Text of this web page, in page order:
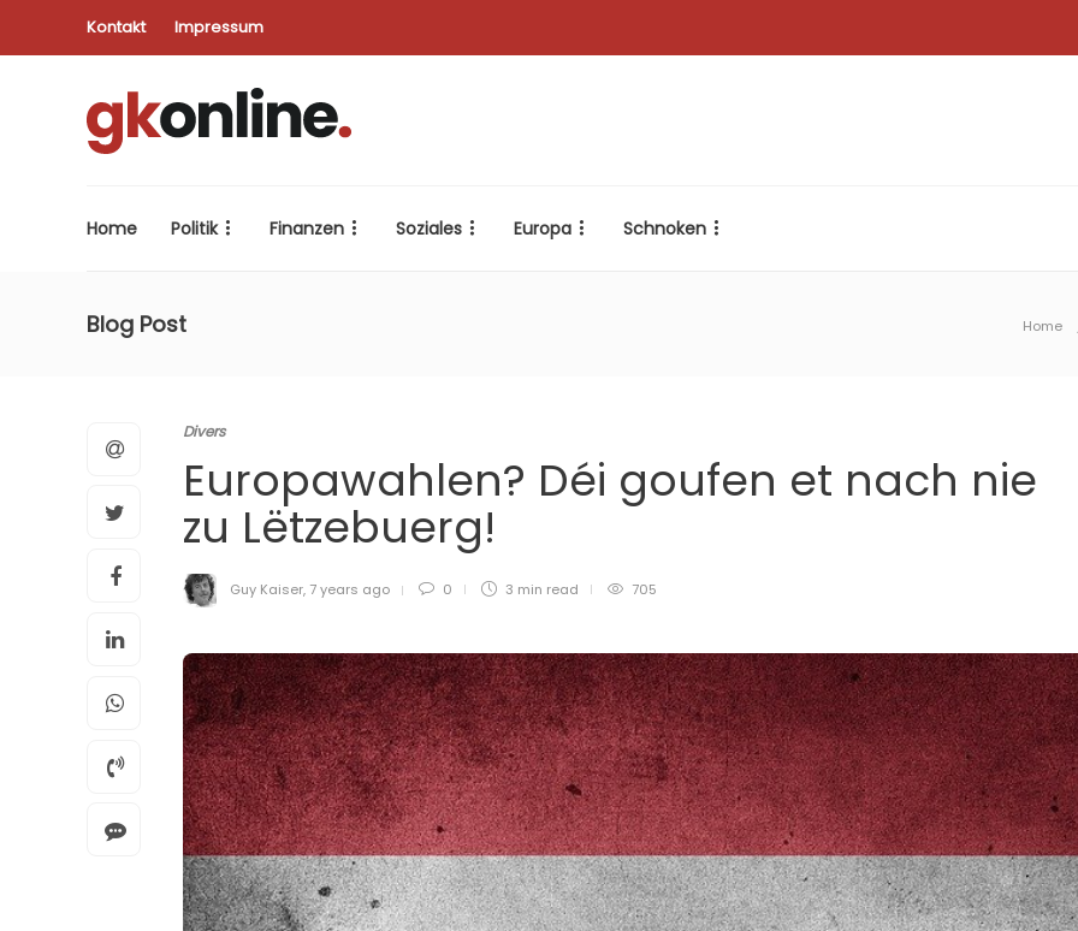
Kontakt Impressum
Home Politik Finanzen Soziales Europa Schnoken
Blog Post Home
Divers
Europawahlen? Déi goufen et nach nie
zu Lëtzebuerg!
Guy Kaiser, 7 years ago 0 3 min read 705